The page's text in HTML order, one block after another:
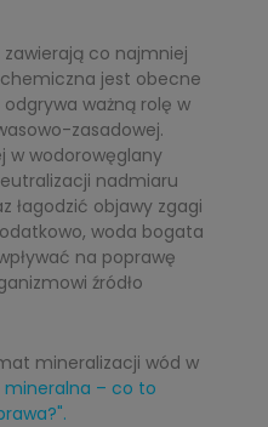
co najmniej
jest obecne
ważną rolę w
zasadowej.
w wodorowęglany
nadmiaru
łagodzić objawy zgagi
woda bogata
na poprawę
źródło
mineralizacji wód w
mineralna – co to
.